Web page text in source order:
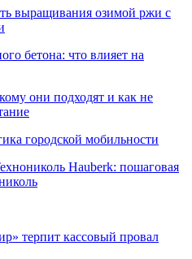
выращивания озимой ржи с
бетона: что влияет на
они подходят и как не
городской мобильности
Hauberk: пошаговая
терпит кассовый провал